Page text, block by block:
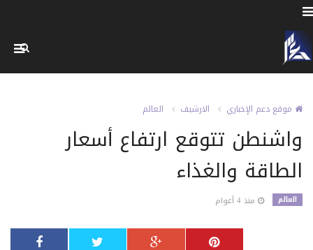
موقع دعم الإخباري الارشيف العالم
واشنطن تتوقع ارتفاع أسعار
الطاقة والغذاء ‏
العالم منذ 4 أعوام